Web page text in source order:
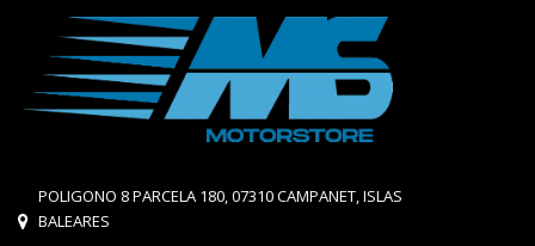
POLIGONO 8 PARCELA 180, 07310 CAMPANET, ISLAS
BALEARES